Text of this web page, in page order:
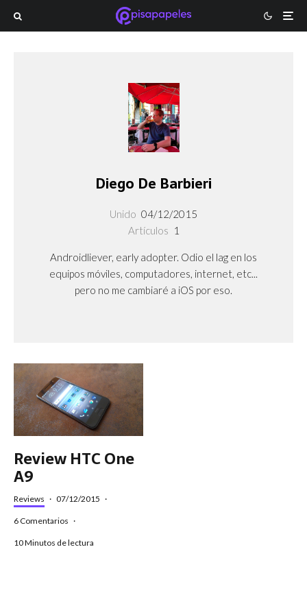
Diego De Barbieri
Unido 04/12/2015
Artículos 1
Androidliever, early adopter. Odio el lag en los
equipos móviles, computadores, internet, etc...
pero no me cambiaré a iOS por eso.
Review HTC One
A9
Reviews · 07/12/2015 ·
6 Comentarios ·
10 Minutos de lectura